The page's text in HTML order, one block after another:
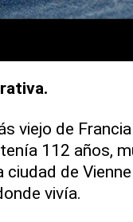
viejo de
112 años,
ciudad de
vivía.